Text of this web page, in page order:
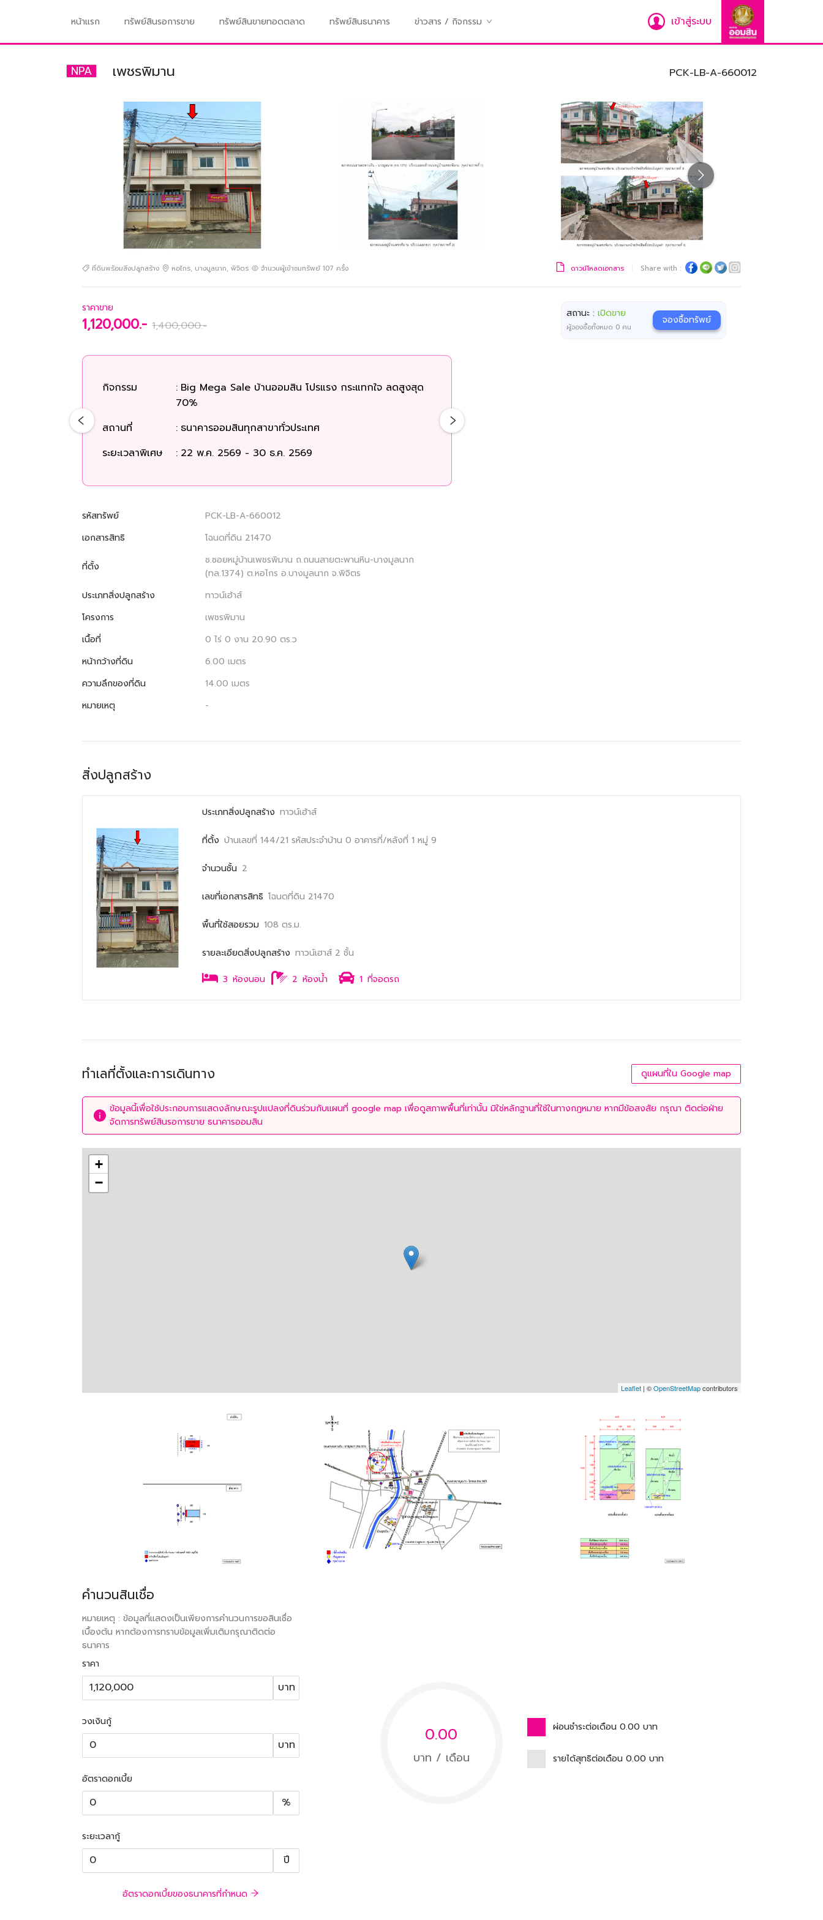
หน้าแรก ทรัพย์สินรอการขาย ทรัพย์สินขายทอดตลาด ทรัพย์สินธนาคาร ข่าวสาร / กิจกรรม เข้าสู่ระบบ
NPA เพชรพิมาน PCK-LB-A-660012
ที่ดินพร้อมสิ่งปลูกสร้าง หอไกร, บางมูลนาก, พิจิตร จำนวนผู้เข้าชมทรัพย์ 107 ครั้ง ดาวน์โหลดเอกสาร Share with :
ราคาขาย
1,120,000.- 1,400,000.-
กิจกรรม : Big Mega Sale บ้านออมสิน โปรแรง กระแทกใจ ลดสูงสุด
70%
สถานที่
: ธนาคารออมสินทุกสาขาทั่วประเทศ
ระยะเวลาพิเศษ
: 22 พ.ค. 2569 - 30 ธ.ค. 2569
รหัสทรัพย์
PCK-LB-A-660012
เอกสารสิทธิ
โฉนดที่ดิน 21470
ที่ตั้ง
ซ.ซอยหมู่บ้านเพชรพิมาน ถ.ถนนสายตะพานหิน-บางมูลนาก
(ทล.1374) ต.หอไกร อ.บางมูลนาก จ.พิจิตร
ประเภทสิ่งปลูกสร้าง
ทาวน์เฮ้าส์
โครงการ
เพชรพิมาน
เนื้อที่
0 ไร่ 0 งาน 20.90 ตร.ว
หน้ากว้างที่ดิน
6.00 เมตร
ความลึกของที่ดิน
14.00 เมตร
หมายเหตุ
-
สถานะ : เปิดขาย
ผู้จองซื้อทั้งหมด 0คน
จองซื้อทรัพย์
สิ่งปลูกสร้าง
ประเภทสิ่งปลูกสร้าง ทาวน์เฮ้าส์
ที่ตั้ง บ้านเลขที่ 144/21รหัสประจำบ้าน 0อาคารที่/หลังที่ 1หมู่ 9
จำนวนชั้น 2
เลขที่เอกสารสิทธิ โฉนดที่ดิน 21470
พื้นที่ใช้สอยรวม 108 ตร.ม.
รายละเอียดสิ่งปลูกสร้าง ทาวน์เฮาส์ 2 ชั้น
3 ห้องนอน 2 ห้องน้ำ 1 ที่จอดรถ
ทำเลที่ตั้งและการเดินทาง ดูแผนที่ใน Google map
ข้อมูลนี้เพื่อใช้ประกอบการแสดงลักษณะรูปแปลงที่ดินร่วมกับแผนที่ google map เพื่อดูสภาพพื้นที่เท่านั้น มิใช่หลักฐานที่ใช้ในทางกฎหมาย หากมีข้อสงสัย กรุณา ติดต่อฝ่าย
จัดการทรัพย์สินรอการขาย ธนาคารออมสิน
+
−
Leaflet| ©OpenStreetMapcontributors
คำนวนสินเชื่อ
หมายเหตุ : ข้อมูลที่แสดงเป็นเพียงการคำนวนการขอสินเชื่อ
เบื้องต้น หากต้องการทราบข้อมูลเพิ่มเติมกรุณาติดต่อ
ธนาคาร
ราคา
บาท
วงเงินกู้
บาท
อัตราดอกเบี้ย
%
ระยะเวลากู้
ปี
อัตราดอกเบี้ยของธนาคารที่กำหนด
0.00
บาท / เดือน
ผ่อนชำระต่อเดือน 0.00 บาท
รายได้สุทธิต่อเดือน 0.00 บาท